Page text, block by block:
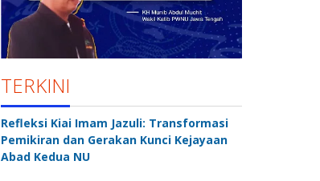
TERKINI
Refleksi Kiai Imam Jazuli: Transformasi
Pemikiran dan Gerakan Kunci Kejayaan
Abad Kedua NU